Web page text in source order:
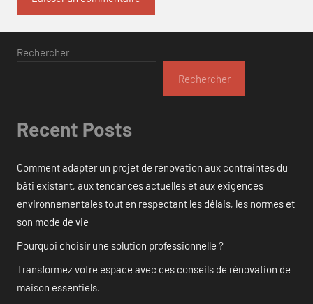
Rechercher
Rechercher
Recent Posts
Comment adapter un projet de rénovation aux contraintes du
bâti existant, aux tendances actuelles et aux exigences
environnementales tout en respectant les délais, les normes et
son mode de vie
Pourquoi choisir une solution professionnelle ?
Transformez votre espace avec ces conseils de rénovation de
maison essentiels.